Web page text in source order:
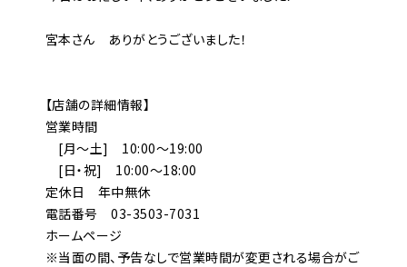
宮本さん ありがとうございました！
【店舗の詳細情報】
営業時間
[月～土] 10:00～19:00
[日・祝] 10:00～18:00
定休日 年中無休
電話番号 03-3503-7031
ホームページ
※当面の間、予告なしで営業時間が変更される場合がご